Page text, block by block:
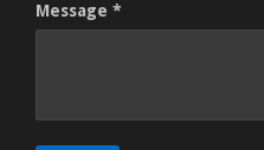
Message *